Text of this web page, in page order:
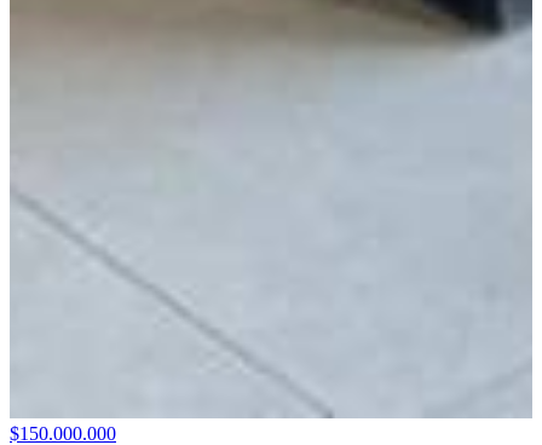
$150.000.000